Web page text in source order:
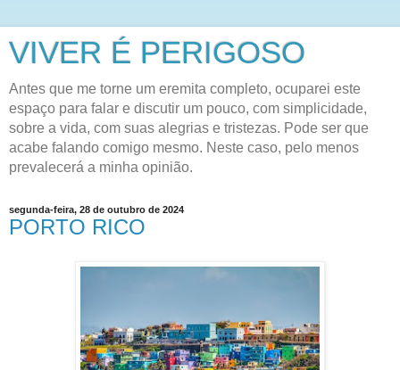
VIVER É PERIGOSO
Antes que me torne um eremita completo, ocuparei este
espaço para falar e discutir um pouco, com simplicidade,
sobre a vida, com suas alegrias e tristezas. Pode ser que
acabe falando comigo mesmo. Neste caso, pelo menos
prevalecerá a minha opinião.
segunda-feira, 28 de outubro de 2024
PORTO RICO